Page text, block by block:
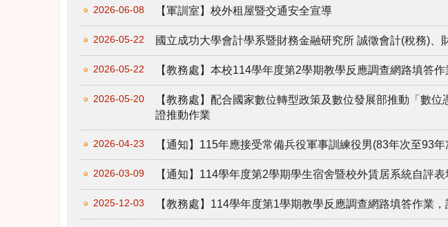
2026-06-08 【軍訓室】校外租屋暨交通安全宣導
2026-05-22 國立成功大學會計學系暨財務金融研究所 誠徵會計(稅務)、
2026-05-22 【教務處】本校114學年度第2學期教學反應調查網路填答
2026-05-20
【教務處】配合國家數位轉型政策及數位發展部推動「數
證推動作業
2026-04-23 【通知】115年應接受常備兵役軍事訓練役男(83年次至93
2026-03-09 【通知】114學年度第2學期學生宿舍暨校外賃居系統自評
2025-12-03 【教務處】114學年度第1學期教學反應調查網路填答作業